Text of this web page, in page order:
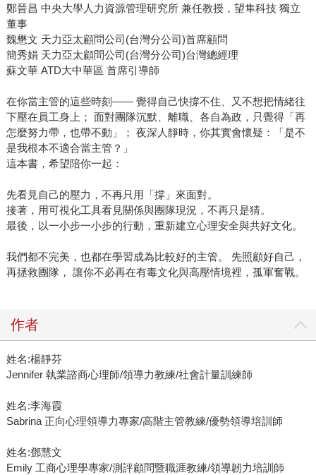
鄭晉昌 中央大學人力資源管理研究所 兼任教授，望隼科技 獨立
董事
魏懋文 天力亞太顧問公司(台灣分公司)首席顧問
簡秀娟 天力亞太顧問公司(台灣分公司)台灣總經理
蘇文華 ATD大中華區 首席引導師
在你當主管的這些時刻—— 覺得自己快撐不住、又不想把情緒往
下壓在員工身上； 面對團隊沉默、離職、各自為政，只覺得「再
怎麼努力帶，也帶不動」； 夜深人靜時，你其實會懷疑：「是不
是我根本不適合當主管？」
這本書，希望陪你一起：
先看見自己的壓力，不再只用「撐」來面對。
接著，用可視化工具看見關係與團隊現況，不再只是猜。
最後，以一小步一小步的行動，重新建立心理安全與共好文化。
我們都不完美，也都在學習成為比較好的主管。 先照顧好自己，
再拯救團隊， 讓你不必再在有毒文化與高壓情境裡，孤軍奮戰。
作者
姓名:楊靜芬
Jennifer 執業諮商心理師/領導力教練/社會計量訓練師
姓名:李海霞
Sabrina 正向心理領導力專家/高階主管教練/優勢領導培訓師
姓名:鄧慧文
Emily 工商心理學專家/測評顧問暨職涯教練/領導韌力培訓師